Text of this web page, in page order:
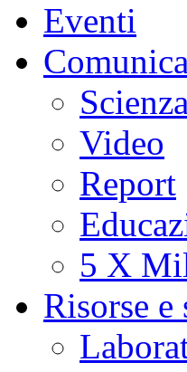
Eventi
Video
Report
5 X
Risorse e